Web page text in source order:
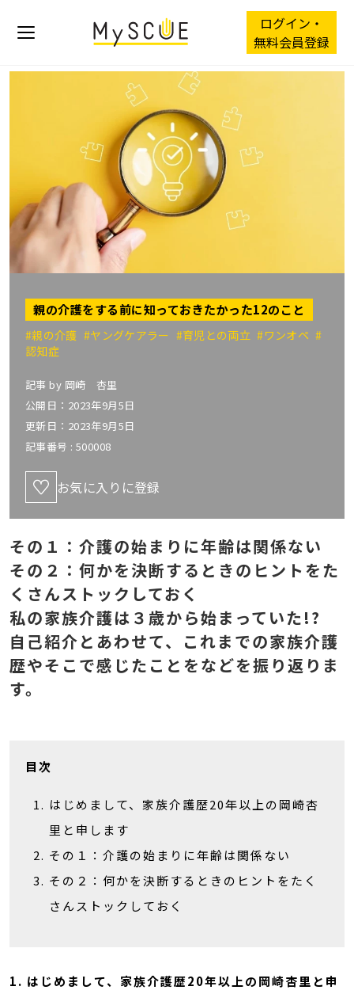
ログイン・
無料会員登録
親の介護をする前に知っておきたかった12のこと
#親の介護 #ヤングケアラー #育児との両立#ワンオペ#
認知症
記事 by 岡崎 杏里
公開日：2023年9月5日
更新日：2023年9月5日
記事番号 : 500008
お気に入りに登録
その１：介護の始まりに年齢は関係ない
その２：何かを決断するときのヒントをた
くさんストックしておく
私の家族介護は３歳から始まっていた!?
自己紹介とあわせて、これまでの家族介護
歴やそこで感じたことをなどを振り返りま
す。
目次
はじめまして、家族介護歴20年以上の岡崎杏
里と申します
その１：介護の始まりに年齢は関係ない
その２：何かを決断するときのヒントをたく
さんストックしておく
1. はじめまして、家族介護歴20年以上の岡崎杏里と申